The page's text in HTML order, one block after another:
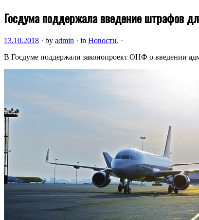
Госдума поддержала введение штрафов
13.10.2018 · by admin · in Новости. ·
В Госдуме поддержали законопроект ОНФ о введении